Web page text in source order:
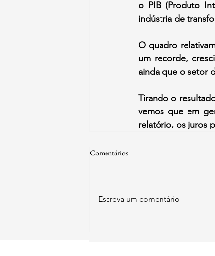
o PIB (Produto
indústria de
O quadro
um recorde,
ainda que o setor
Tirando o
vemos que em
relatório, os juros
Comentários
Escreva um comentário